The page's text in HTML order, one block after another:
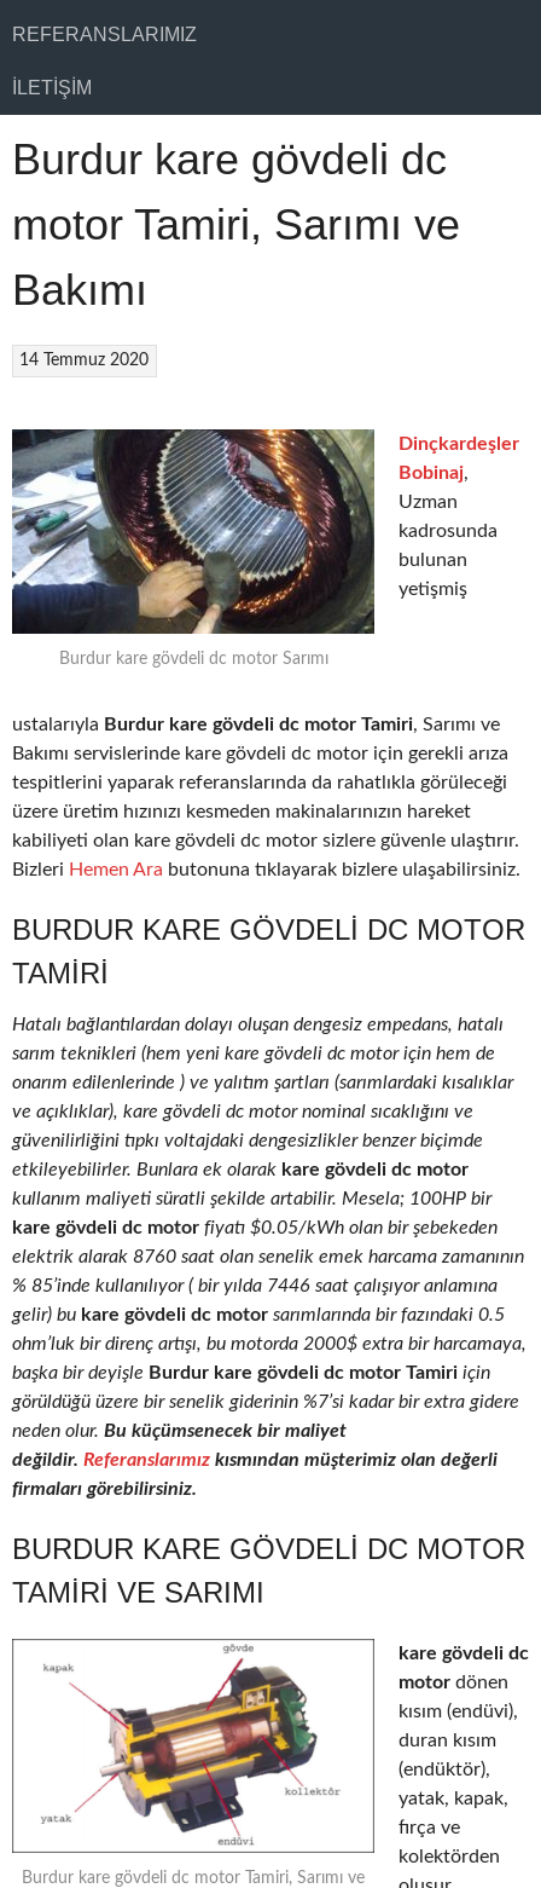
REFERANSLARIMIZ
İLETIŞIM
Burdur kare gövdeli dc
motor Tamiri, Sarımı ve
Bakımı
14 Temmuz 2020
Burdur kare gövdeli dc motor Sarımı
Dinçkardeşler
Bobinaj,
Uzman
kadrosunda
bulunan
yetişmiş
ustalarıyla Burdur kare gövdeli dc motor Tamiri, Sarımı ve
Bakımı servislerinde kare gövdeli dc motor için gerekli arıza
tespitlerini yaparak referanslarında da rahatlıkla görüleceği
üzere üretim hızınızı kesmeden makinalarınızın hareket
kabiliyeti olan kare gövdeli dc motor sizlere güvenle ulaştırır.
Bizleri Hemen Ara butonuna tıklayarak bizlere ulaşabilirsiniz.
BURDUR KARE GÖVDELI DC MOTOR
TAMIRI
Hatalı bağlantılardan dolayı oluşan dengesiz empedans, hatalı
sarım teknikleri (hem yeni kare gövdeli dc motor için hem de
onarım edilenlerinde ) ve yalıtım şartları (sarımlardaki kısalıklar
ve açıklıklar), kare gövdeli dc motor nominal sıcaklığını ve
güvenilirliğini tıpkı voltajdaki dengesizlikler benzer biçimde
etkileyebilirler. Bunlara ek olarak kare gövdeli dc motor
kullanım maliyeti süratli şekilde artabilir. Mesela; 100HP bir
kare gövdeli dc motor fiyatı $0.05/kWh olan bir şebekeden
elektrik alarak 8760 saat olan senelik emek harcama zamanının
% 85’inde kullanılıyor ( bir yılda 7446 saat çalışıyor anlamına
gelir) bu kare gövdeli dc motor sarımlarında bir fazındaki 0.5
ohm’luk bir direnç artışı, bu motorda 2000$ extra bir harcamaya,
başka bir deyişle Burdur kare gövdeli dc motor Tamiri için
görüldüğü üzere bir senelik giderinin %7’si kadar bir extra gidere
neden olur. Bu küçümsenecek bir maliyet
değildir. Referanslarımız kısmından müşterimiz olan değerli
firmaları görebilirsiniz.
BURDUR KARE GÖVDELI DC MOTOR
TAMIRI VE SARIMI
Burdur kare gövdeli dc motor Tamiri, Sarımı ve
kare gövdeli dc
motor dönen
kısım (endüvi),
duran kısım
(endüktör),
yatak, kapak,
fırça ve
kolektörden